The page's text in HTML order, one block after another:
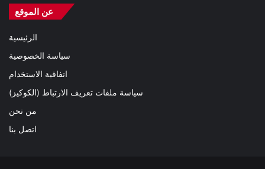
عن الموقع
الرئيسية
سياسة الخصوصية
اتفاقية الاستخدام
سياسة ملفات تعريف الارتباط (الكوكيز)
من نحن
اتصل بنا